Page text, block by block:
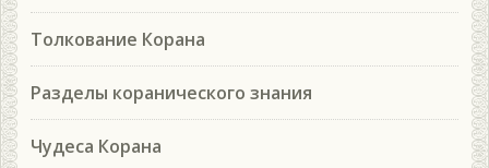
Толкование Корана
Разделы коранического знания
Чудеса Корана